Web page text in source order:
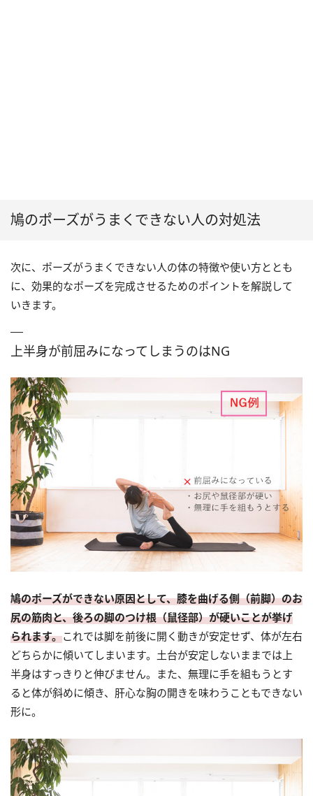
鳩のポーズがうまくできない人の対処法
次に、ポーズがうまくできない人の体の特徴や使い方ととも
に、効果的なポーズを完成させるためのポイントを解説して
いきます。
上半身が前屈みになってしまうのはNG
鳩のポーズができない原因として、膝を曲げる側（前脚）のお
尻の筋肉と、後ろの脚のつけ根（鼠径部）が硬いことが挙げ
られます。これでは脚を前後に開く動きが安定せず、体が左右
どちらかに傾いてしまいます。土台が安定しないままでは上
半身はすっきりと伸びません。また、無理に手を組もうとす
ると体が斜めに傾き、肝心な胸の開きを味わうこともできない
形に。